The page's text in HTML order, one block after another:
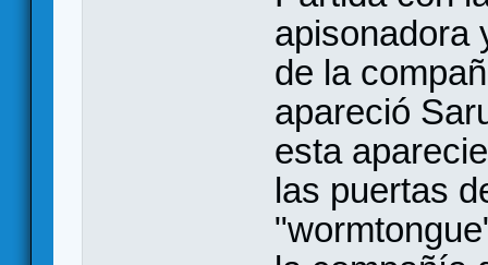
apisonadora
de la
apareció
esta
las puertas